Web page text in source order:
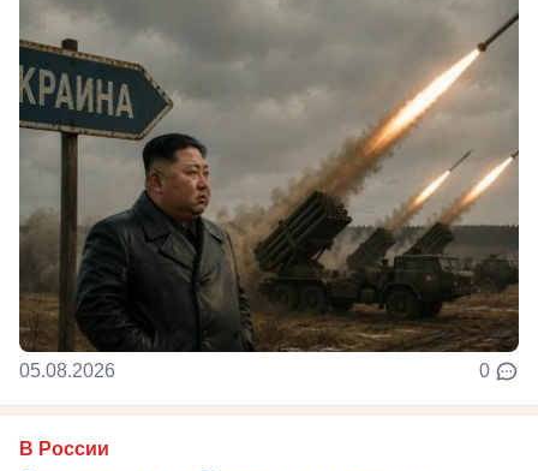
05.08.2026 0
В России